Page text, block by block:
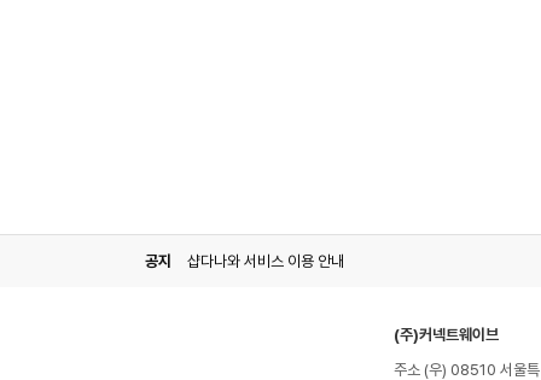
공지 샵다나와 서비스 이용 안내
(주)커넥트웨이브
주소 (우) 08510 서울